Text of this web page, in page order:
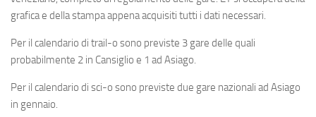
grafica e della stampa appena acquisiti tutti i dati necessari.
Per il calendario di trail-o sono previste 3 gare delle quali
probabilmente 2 in Cansiglio e 1 ad Asiago.
Per il calendario di sci-o sono previste due gare nazionali ad Asiago
in gennaio.